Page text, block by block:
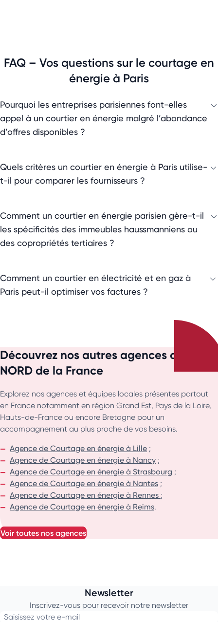
FAQ – Vos questions sur le courtage en
énergie à Paris
Pourquoi les entreprises parisiennes font-elles
appel à un courtier en énergie malgré l’abondance
d’offres disponibles ?
Quels critères un courtier en énergie à Paris utilise-
t-il pour comparer les fournisseurs ?
Comment un courtier en énergie parisien gère-t-il
les spécificités des immeubles haussmanniens ou
des copropriétés tertiaires ?
Comment un courtier en électricité et en gaz à
Paris peut-il optimiser vos factures ?
Découvrez nos autres agences du
NORD de la France
Explorez nos agences et équipes locales présentes partout
en France notamment en région Grand Est, Pays de la Loire,
Hauts-de-France ou encore Bretagne pour un
accompagnement au plus proche de vos besoins.
Agence de Courtage en énergie à Lille ;
Agence de Courtage en énergie à Nancy ;
Agence de Courtage en énergie à Strasbourg ;
Agence de Courtage en énergie à Nantes ;
Agence de Courtage en énergie à Rennes ;
Agence de Courtage en énergie à Reims.
voir toutes nos agences
Newsletter
Inscrivez-vous pour recevoir notre newsletter
Saisissez votre e-mail